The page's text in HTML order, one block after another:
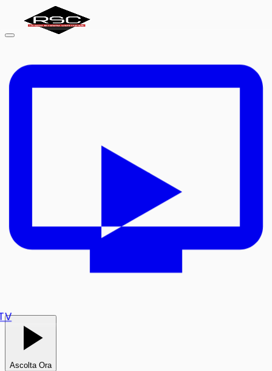
TV
Ascolta Ora